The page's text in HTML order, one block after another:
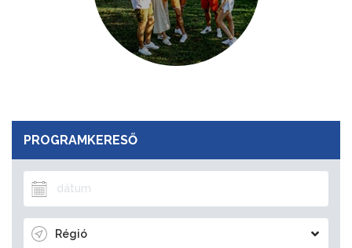
PROGRAMKERESŐ
Régió